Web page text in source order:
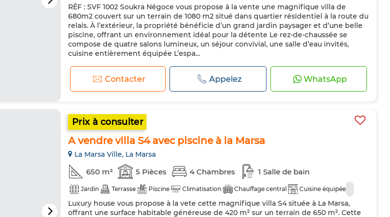
Cuisine équipée
RÉF : SVF 1002 Soukra Négoce vous propose à la vente une magnifique villa de
680m2 couvert sur un terrain de 1080 m2 situé dans quartier résidentiel à la route du
relais. À l’extérieur, la propriété bénéficie d’un grand jardin paysager et d’une belle
piscine, offrant un environnement idéal pour la détente Le rez-de-chaussée se
compose de quatre salons lumineux, un séjour convivial, une salle d’eau invités,
cuisine entièrement équipée L’espa...
Contacter Appelez WhatsApp
Prix à consulter
A vendre villa S4 avec piscine à la Marsa
La Marsa Ville, La Marsa
650 m² 5 Pièces 4 Chambres 1 Salle de bain
Jardin Terrasse Piscine Climatisation Chauffage central Cuisine équipée
Luxury house vous propose à la vete cette magnifique villa S4 située à La Marsa,
offrant une surface habitable généreuse de 420 m² sur un terrain de 650 m². Cette